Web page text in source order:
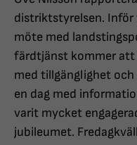
distriktstyrelsen.
möte med
färdtjänst kommer
med tillgänglighet
en dag med
varit mycket
jubileumet.